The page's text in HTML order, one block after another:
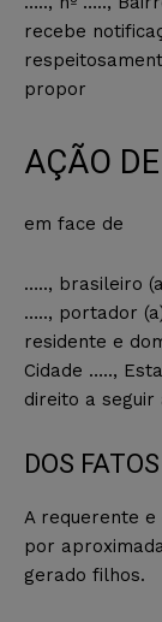
recebe
propor
AÇÃO
em face de
….., brasileiro
….., portador
residente e
Cidade …..,
direito a seguir
DOS FATOS
A requerente
por
gerado filhos.